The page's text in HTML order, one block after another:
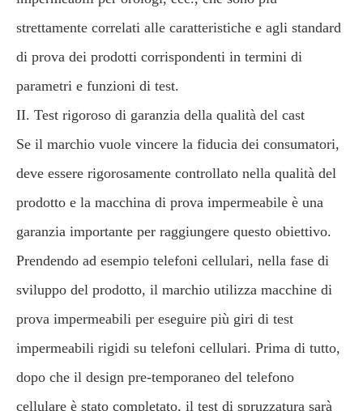
strettamente correlati alle caratteristiche e agli standard
di prova dei prodotti corrispondenti in termini di
parametri e funzioni di test.
II. Test rigoroso di garanzia della qualità del cast
Se il marchio vuole vincere la fiducia dei consumatori,
deve essere rigorosamente controllato nella qualità del
prodotto e la macchina di prova impermeabile è una
garanzia importante per raggiungere questo obiettivo.
Prendendo ad esempio telefoni cellulari, nella fase di
sviluppo del prodotto, il marchio utilizza macchine di
prova impermeabili per eseguire più giri di test
impermeabili rigidi su telefoni cellulari. Prima di tutto,
dopo che il design pre-temporaneo del telefono
cellulare è stato completato, il test di spruzzatura sarà